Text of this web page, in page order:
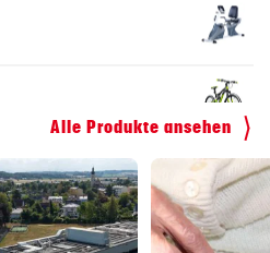
Alle Produkte ansehen